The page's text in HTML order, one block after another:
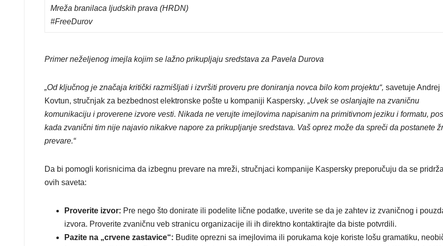
Mreža branilaca ljudskih prava (HRDN)
#FreeDurov
Primer neželjenog imejla kojim se lažno prikupljaju sredstava za Pavela Durova
„Od ključnog je značaja kritički razmišljati i izvršiti proveru pre doniranja novca bilo kom projektu“, savetuje Andrej
Kovtun, stručnjak za bezbednost elektronske pošte u kompaniji Kaspersky. „Uvek se oslanjajte na zvaničnu
komunikaciju i proverene izvore vesti. Nikada ne verujte imejlovima napisanim na primitivnom jeziku i formatu,
kada zvanični tim nije najavio nikakve napore za prikupljanje sredstava. Vaš oprez može da spreči da postanete
prevare.“
Da bi pomogli korisnicima da izbegnu prevare na mreži, stručnjaci kompanije Kaspersky preporučuju da se
ovih saveta:
Proverite izvor: Pre nego što donirate ili podelite lične podatke, uverite se da je zahtev iz zvaničnog i
izvora. Proverite zvaničnu veb stranicu organizacije ili ih direktno kontaktirajte da biste potvrdili.
Pazite na „crvene zastavice“: Budite oprezni sa imejlovima ili porukama koje koriste lošu gramatiku,